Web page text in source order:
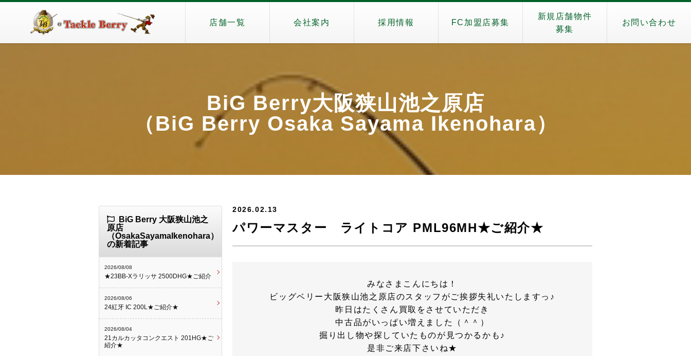
店舗一覧 会社案内 採用情報 FC加盟店募集
新規店舗物件
募集
お問い合わせ
BiG Berry大阪狭山池之原店
（BiG Berry Osaka Sayama Ikenohara）
2026.02.13
パワーマスター ライトコア PML96MH★ご紹介★
みなさまこんにちは！
ビッグベリー大阪狭山池之原店のスタッフがご挨拶失礼いたしますっ♪
昨日はたくさん買取をさせていただき
中古品がいっぱい増えました（＾＾）
掘り出し物や探していたものが見つかるかも♪
是非ご来店下さいね★
BiG Berry 大阪狭山池之
原店
（OsakaSayamaIkenohara）
の新着記事
2026/08/08
★23BB-Xラリッサ 2500DHG★ご紹介
2026/08/06
24紅牙 IC 200L★ご紹介★
2026/08/04
21カルカッタコンクエスト 201HG★ご
紹介★